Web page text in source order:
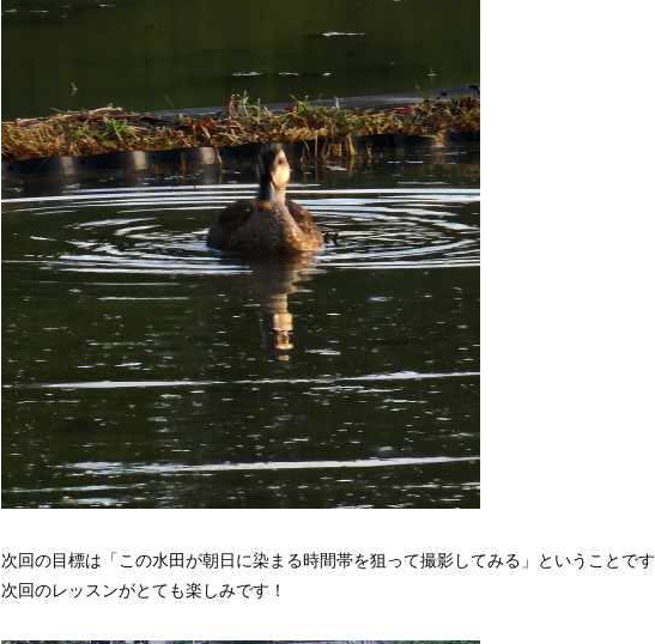
次回の目標は「この水田が朝日に染まる時間帯を狙って撮影してみる」ということです
次回のレッスンがとても楽しみです！